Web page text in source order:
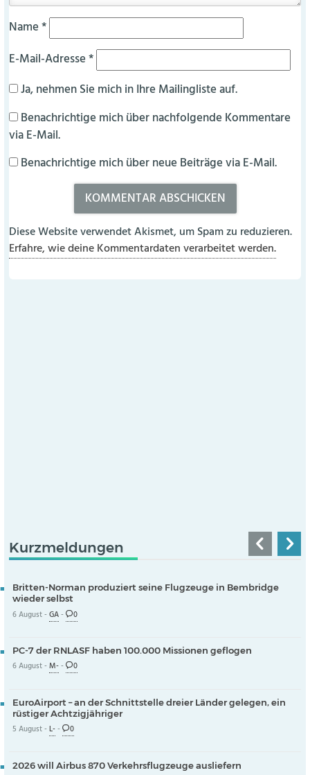
Name*
E-Mail-Adresse*
Ja, nehmen Sie mich in Ihre Mailingliste auf.
Benachrichtige mich über nachfolgende Kommentare
via E-Mail.
Benachrichtige mich über neue Beiträge via E-Mail.
Diese Website verwendet Akismet, um Spam zu reduzieren.
Erfahre, wie deine Kommentardaten verarbeitet werden.
Kurzmeldungen
Britten-Norman produziert seine Flugzeuge in Bembridge
wieder selbst
6 August -GA- 0
PC-7 der RNLASF haben 100.000 Missionen geflogen
6 August -M-- 0
EuroAirport – an der Schnittstelle dreier Länder gelegen, ein
rüstiger Achtzigjähriger
5 August -L-- 0
2026 will Airbus 870 Verkehrsflugzeuge ausliefern